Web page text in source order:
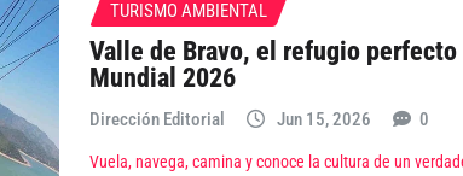
TURISMO AMBIENTAL
Valle de Bravo, el refugio perfecto
Mundial 2026
Dirección Editorial Jun 15, 2026 0
Vuela, navega, camina y conoce la cultura de un